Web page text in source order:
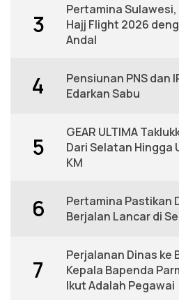
3
Pertamina
Hajj Flight 2026
Andal
4
Pensiunan PNS dan
Edarkan Sabu
5
GEAR ULTIMA
Dari Selatan Hingga
KM
6
Pertamina Pastikan
Berjalan Lancar di
7
Perjalanan Dinas ke
Kepala Bapenda
Ikut Adalah Pegawai